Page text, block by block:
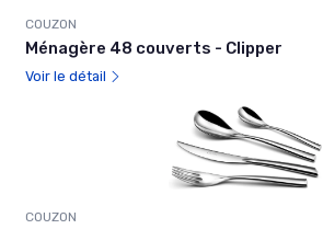
COUZON
Ménagère 48 couverts - Clipper
Voir le détail
COUZON